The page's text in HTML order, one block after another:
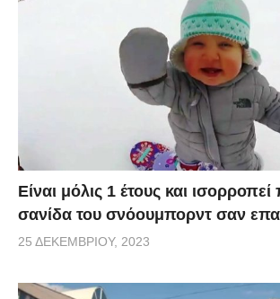
Είναι μόλις 1 έτους και
σανίδα του σνόουμπορντ σαν
25 ΔΕΚΕΜΒΡΊΟΥ, 2023